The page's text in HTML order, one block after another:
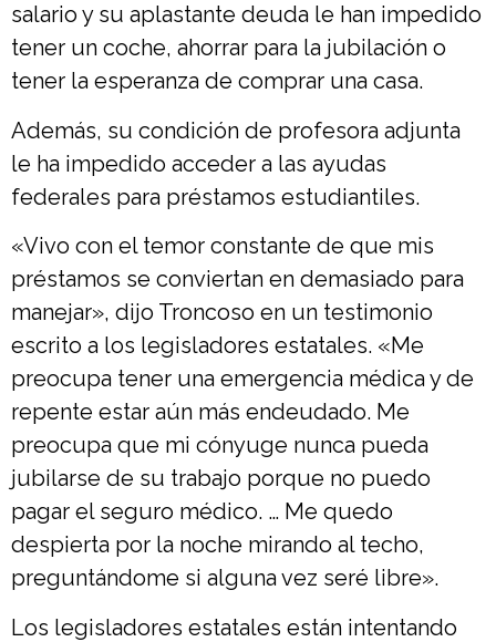
salario y su aplastante deuda le han impedido
tener un coche, ahorrar para la jubilación o
tener la esperanza de comprar una casa.
Además, su condición de profesora adjunta
le ha impedido acceder a las ayudas
federales para préstamos estudiantiles.
«Vivo con el temor constante de que mis
préstamos se conviertan en demasiado para
manejar», dijo Troncoso en un testimonio
escrito a los legisladores estatales. «Me
preocupa tener una emergencia médica y de
repente estar aún más endeudado. Me
preocupa que mi cónyuge nunca pueda
jubilarse de su trabajo porque no puedo
pagar el seguro médico. … Me quedo
despierta por la noche mirando al techo,
preguntándome si alguna vez seré libre».
Los legisladores estatales están intentando